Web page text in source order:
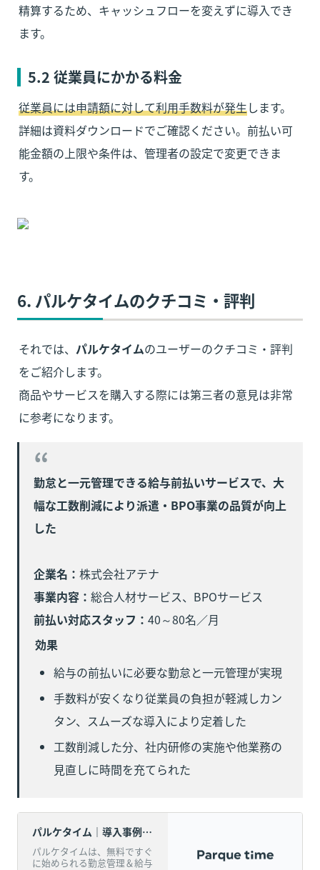
精算するため、キャッシュフローを変えずに導入でき
ます。
5.2 従業員にかかる料金
従業員には申請額に対して利用手数料が発生します。
詳細は資料ダウンロードでご確認ください。前払い可
能金額の上限や条件は、管理者の設定で変更できま
す。
6. パルケタイムのクチコミ・評判
それでは、 パルケタイムのユーザーのクチコミ・評判
をご紹介します。
商品やサービスを購入する際には第三者の意見は非常
に参考になります。
勤怠と一元管理できる給与前払いサービスで、大
幅な工数削減により派遣・BPO事業の品質が向上
した
企業名：
事業内容：
前払い対応スタッフ：
効果
給与の前払いに必要な勤怠と一元管理が実現
手数料が安くなり従業員の負担が軽減しカン
タン、スムーズな導入により定着した
工数削減した分、社内研修の実施や他業務の
見直しに時間を充てられた
パルケタイム｜導入事例 株式会社アテナ
パルケタイムは、無料ですぐ
に始められる勤怠管理＆給与